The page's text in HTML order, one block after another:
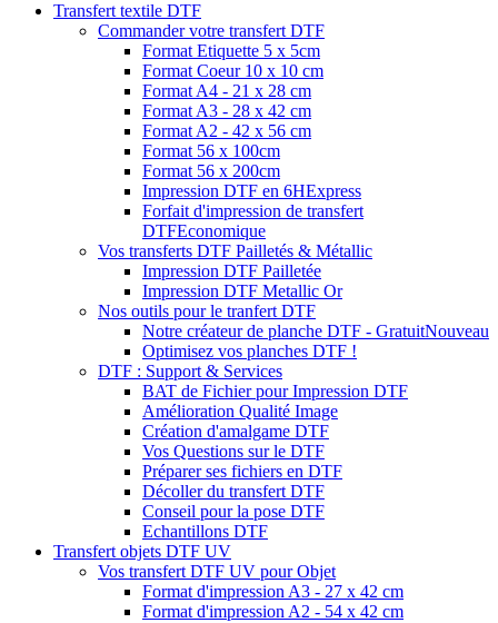
Transfert textile DTF
Commander votre transfert DTF
Format Etiquette 5 x 5cm
Format Coeur 10 x 10 cm
Format A4 - 21 x 28 cm
Format A3 - 28 x 42 cm
Format A2 - 42 x 56 cm
Format 56 x 100cm
Format 56 x 200cm
Impression DTF en 6HExpress
Forfait d'impression de transfert
DTFEconomique
Vos transferts DTF Pailletés & Métallic
Impression DTF Pailletée
Impression DTF Metallic Or
Nos outils pour le tranfert DTF
Notre créateur de planche DTF - GratuitNouveau
Optimisez vos planches DTF !
DTF : Support & Services
BAT de Fichier pour Impression DTF
Amélioration Qualité Image
Création d'amalgame DTF
Vos Questions sur le DTF
Préparer ses fichiers en DTF
Décoller du transfert DTF
Conseil pour la pose DTF
Echantillons DTF
Transfert objets DTF UV
Vos transfert DTF UV pour Objet
Format d'impression A3 - 27 x 42 cm
Format d'impression A2 - 54 x 42 cm